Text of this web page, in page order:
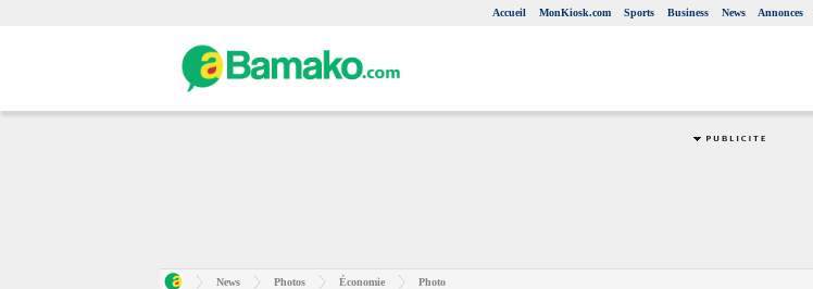
Accueil MonKiosk.com Sports Business News Annonces
News Photos Économie Photo